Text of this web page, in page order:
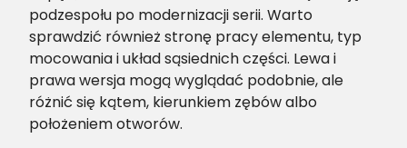
podzespołu po modernizacji serii. Warto
sprawdzić również stronę pracy elementu, typ
mocowania i układ sąsiednich części. Lewa i
prawa wersja mogą wyglądać podobnie, ale
różnić się kątem, kierunkiem zębów albo
położeniem otworów.